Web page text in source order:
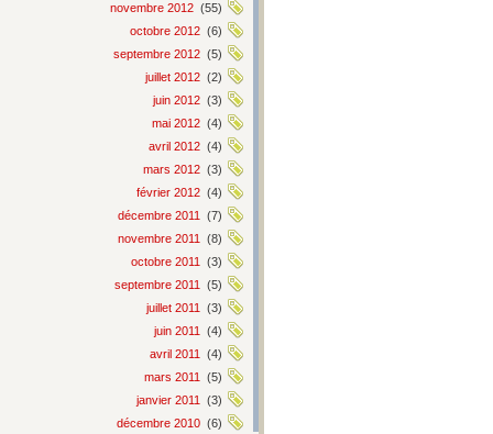
novembre 2012 (55)
octobre 2012 (6)
septembre 2012 (5)
juillet 2012 (2)
juin 2012 (3)
mai 2012 (4)
avril 2012 (4)
mars 2012 (3)
février 2012 (4)
décembre 2011
(7)
novembre 2011
(8)
octobre 2011
(3)
septembre 2011
(5)
juillet 2011
(3)
juin 2011
(4)
avril 2011
(4)
mars 2011
(5)
janvier 2011
(3)
décembre 2010 (6)